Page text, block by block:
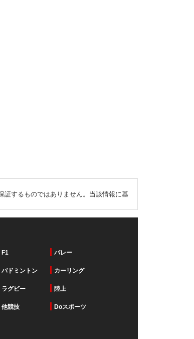
証するものではありません。当該情報に基
F1 バレー
バドミントン カーリング
ラグビー 陸上
他競技 Doスポーツ